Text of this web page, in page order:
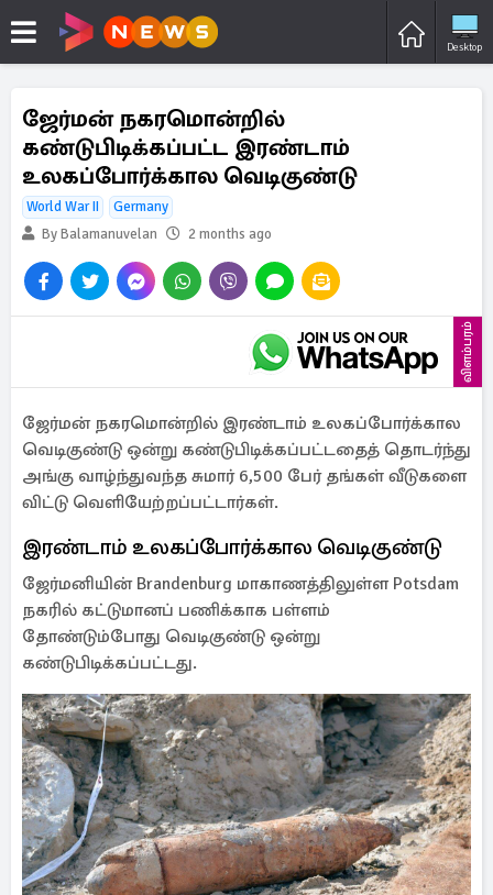
Desktop
ஜேர்மன் நகரமொன்றில்
கண்டுபிடிக்கப்பட்ட இரண்டாம்
உலகப்போர்க்கால வெடிகுண்டு
World War II
Germany
By Balamanuvelan
2 months ago
விளம்பரம்
ஜேர்மன் நகரமொன்றில் இரண்டாம் உலகப்போர்க்கால
வெடிகுண்டு ஒன்று கண்டுபிடிக்கப்பட்டதைத் தொடர்ந்து
அங்கு வாழ்ந்துவந்த சுமார் 6,500 பேர் தங்கள் வீடுகளை
விட்டு வெளியேற்றப்பட்டார்கள்.
இரண்டாம் உலகப்போர்க்கால வெடிகுண்டு
ஜேர்மனியின் Brandenburg மாகாணத்திலுள்ள Potsdam
நகரில் கட்டுமானப் பணிக்காக பள்ளம்
தோண்டும்போது வெடிகுண்டு ஒன்று
கண்டுபிடிக்கப்பட்டது.